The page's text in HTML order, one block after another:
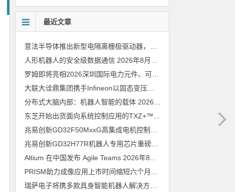
最近文章
人形机器人的安全级数据通信 2026年8月8日
罗姆即将亮相2026深圳国际电力元件、可再生能源管理展览会暨研讨会
大联大诠鼎集团携手Infineon以固态变压器重构配电效率新标杆
分布式大脑内部：机器人智能的载体 2026年8月6日
兆易创新GD32H77R机器人专用芯片重磅亮相，精准赋能伺服驱动与关节控制
Altium 在中国发布 Agile Teams 2026年8月6日